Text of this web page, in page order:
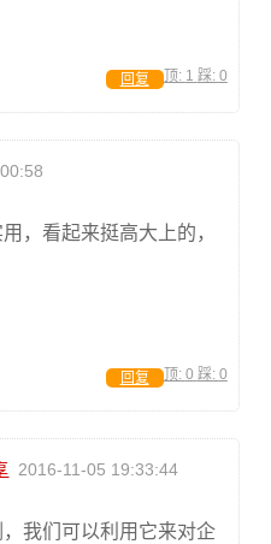
顶: 1 踩: 0
回复
，看起来挺高大上的，
顶: 0 踩: 0
回复
2016-11-05 19:33:44
我们可以利用它来对企